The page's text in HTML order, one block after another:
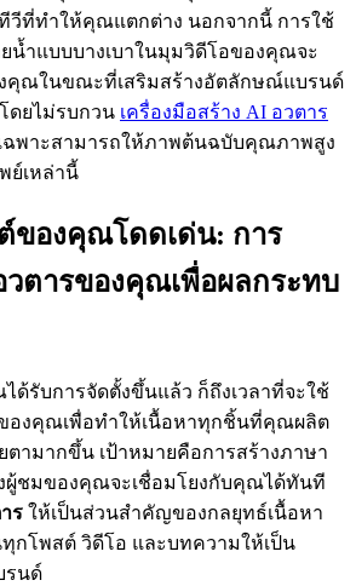
วีที่ทำให้คุณแตกต่าง นอกจากนี้ การใช้
น้ำแบบบางเบาในมุมวิดีโอของคุณจะ
คุณในขณะที่เสริมสร้างอัตลักษณ์แบรนด์
ดยไม่รบกวน เครื่องมือสร้าง AI อวตาร
ฉพาะสามารถให้ภาพต้นฉบับคุณภาพสูง
ย์เหล่านี้
ของคุณโดดเด่น: การ
วตารของคุณเพื่อผลกระทบ
ด้รับการจัดตั้งขึ้นแล้ว ก็ถึงเวลาที่จะใช้
องคุณเพื่อทำให้เนื้อหาทุกชิ้นที่คุณผลิต
ตามากขึ้น เป้าหมายคือการสร้างภาษา
ชมของคุณจะเชื่อมโยงกับคุณได้ทันที
ร ให้เป็นส่วนสำคัญของกลยุทธ์เนื้อหา
กโพสต์ วิดีโอ และบทความให้เป็น
รนด์